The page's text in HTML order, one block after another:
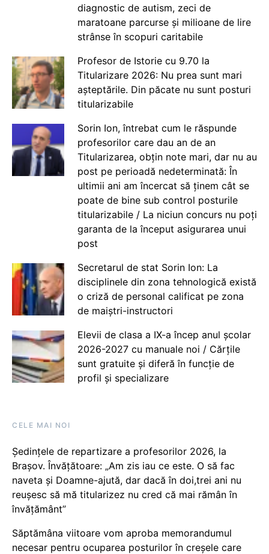
diagnostic de autism, zeci de
maratoane parcurse și milioane de lire
strânse în scopuri caritabile
Profesor de Istorie cu 9.70 la
Titularizare 2026: Nu prea sunt mari
așteptările. Din păcate nu sunt posturi
titularizabile
Sorin Ion, întrebat cum le răspunde
profesorilor care dau an de an
Titularizarea, obțin note mari, dar nu au
post pe perioadă nedeterminată: În
ultimii ani am încercat să ținem cât se
poate de bine sub control posturile
titularizabile / La niciun concurs nu poți
garanta de la început asigurarea unui
post
Secretarul de stat Sorin Ion: La
disciplinele din zona tehnologică există
o criză de personal calificat pe zona
de maiștri-instructori
Elevii de clasa a IX-a încep anul școlar
2026-2027 cu manuale noi / Cărțile
sunt gratuite și diferă în funcție de
profil și specializare
CELE MAI NOI
Ședințele de repartizare a profesorilor 2026, la
Brașov. Învățătoare: „Am zis iau ce este. O să fac
naveta și Doamne-ajută, dar dacă în doi,trei ani nu
reușesc să mă titularizez nu cred că mai rămân în
învățământ”
Săptămâna viitoare vom aproba memorandumul
necesar pentru ocuparea posturilor în creșele care